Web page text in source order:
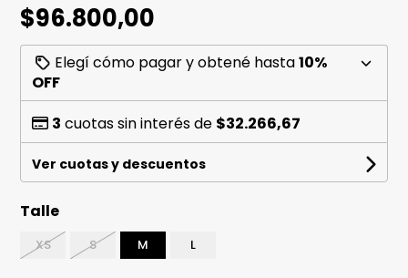
$96.800,00
Elegí cómo pagar y obtené hasta10%
OFF
3 cuotas sin interés de $32.266,67
Ver cuotas y descuentos
Talle
XS S M L